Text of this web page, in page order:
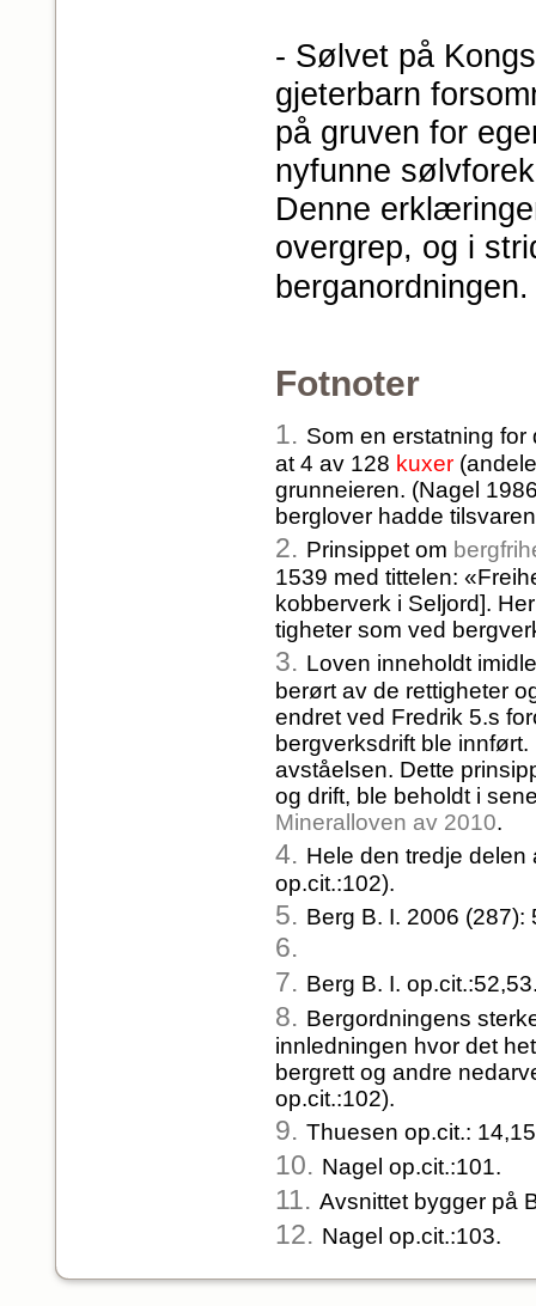
- Sølvet på
gjeterbarn
på gruven for
nyfunne
Denne
overgrep, og i
berganordningen.
Fotnoter
1. Som en erstatning
at 4 av 128 kuxer
grunneieren. (Nagel
berglover hadde
2. Prinsippet om
1539 med tittelen:
kobberverk i Seljord].
tigheter som ved
3. Loven inneholdt
berørt av de rettigheter
endret ved Fredrik 5.s
bergverksdrift ble
avståelsen. Dette
og drift, ble beholdt i
Mineralloven av 2010.
4. Hele den tredje delen
op.cit.:102).
5. Berg B. I. 2006 (287):
6.
7. Berg B. I.
8. Bergordningens
innledningen hvor det
bergrett og andre
op.cit.:102).
9. Thuesen op.cit.:
10. Nagel op.cit.:101.
11. Avsnittet bygger på
12. Nagel op.cit.:103.